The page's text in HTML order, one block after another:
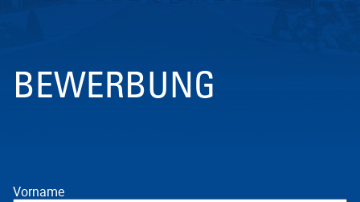
BEWERBUNG
Vorname